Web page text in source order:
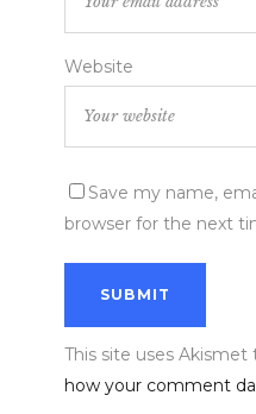
Website
Save my name,
browser for the next
This site uses Akismet
how your comment